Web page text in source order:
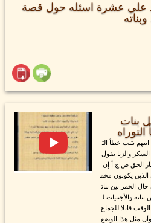
علي عشرة اسئله حول قصة
بنات
يثبت خطأ الت
والزنا يقول
الحق ص ج أ إن
الذين يكونون مخم
الخمر بين بنات
والأجنبيات ل
قابلا للجماع
مثل هذا الوضع